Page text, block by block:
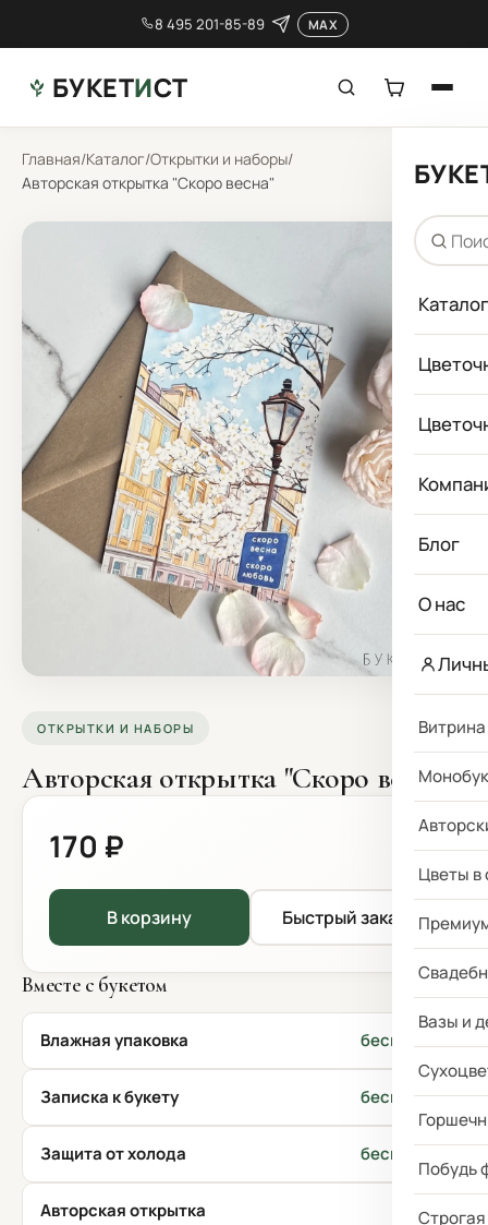
8 495 201-85-89 MAX
БУКЕТИСТ
Каталог
Блог
О нас
Цветы в
Вазы и
Побудь
Главная/Каталог/Открытки и наборы/
Авторская открытка "Скоро весна"
ОТКРЫТКИ И НАБОРЫ
Авторская открытка "Скоро весна"
170 ₽
В корзину Быстрый заказ
Вместе с букетом
Влажная упаковка бесплатно
Записка к букету бесплатно
Защита от холода бесплатно
Авторская открытка 170 ₽